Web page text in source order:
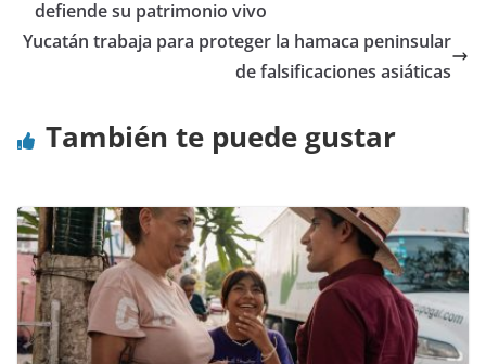
defiende su patrimonio vivo
Yucatán trabaja para proteger la hamaca peninsular
de falsificaciones asiáticas
También te puede gustar